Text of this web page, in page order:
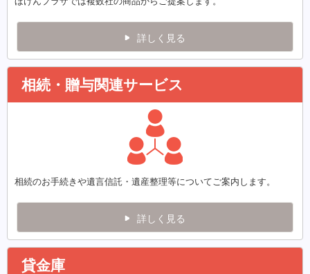
詳しく見る
相続・贈与関連サービス
相続のお手続きや遺言信託・遺産整理等についてご案内します。
詳しく見る
貸金庫